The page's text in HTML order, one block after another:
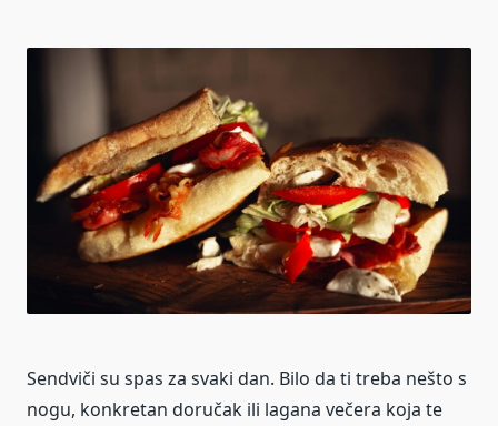
Sendviči su spas za svaki dan. Bilo da ti treba nešto s
nogu, konkretan doručak ili lagana večera koja te